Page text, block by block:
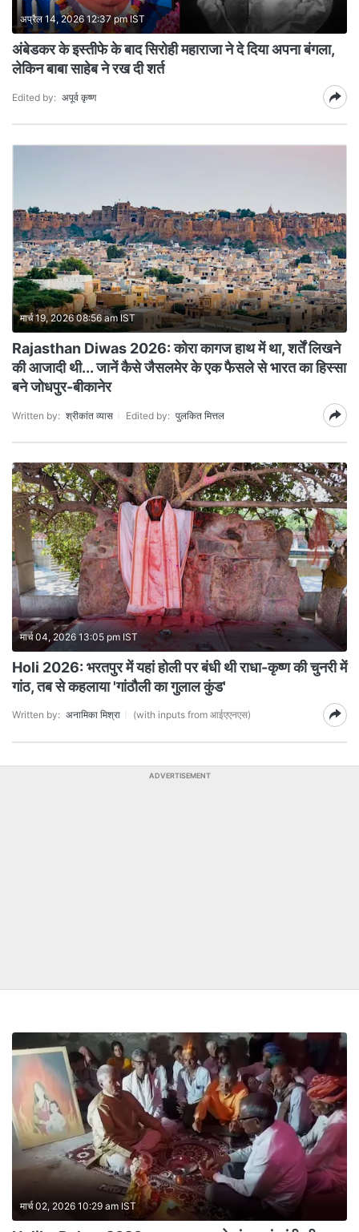
अप्रैल 14, 2026 12:37 pm IST
अंबेडकर के इस्तीफे के बाद सिरोही महाराजा ने दे दिया अपना बंगला,
लेकिन बाबा साहेब ने रख दी शर्त
Edited by: अपूर्व कृष्ण
मार्च 19, 2026 08:56 am IST
Rajasthan Diwas 2026: कोरा कागज हाथ में था, शर्तें लिखने
की आजादी थी... जानें कैसे जैसलमेर के एक फैसले से भारत का हिस्सा
बने जोधपुर-बीकानेर
Written by: श्रीकांत व्यास Edited by: पुलकित मित्तल
मार्च 04, 2026 13:05 pm IST
Holi 2026: भरतपुर में यहां होली पर बंधी थी राधा-कृष्ण की चुनरी में
गांठ, तब से कहलाया 'गांठौली का गुलाल कुंड'
Written by: अनामिका मिश्रा (with inputs from आईएएनएस)
ADVERTISEMENT
मार्च 02, 2026 10:29 am IST